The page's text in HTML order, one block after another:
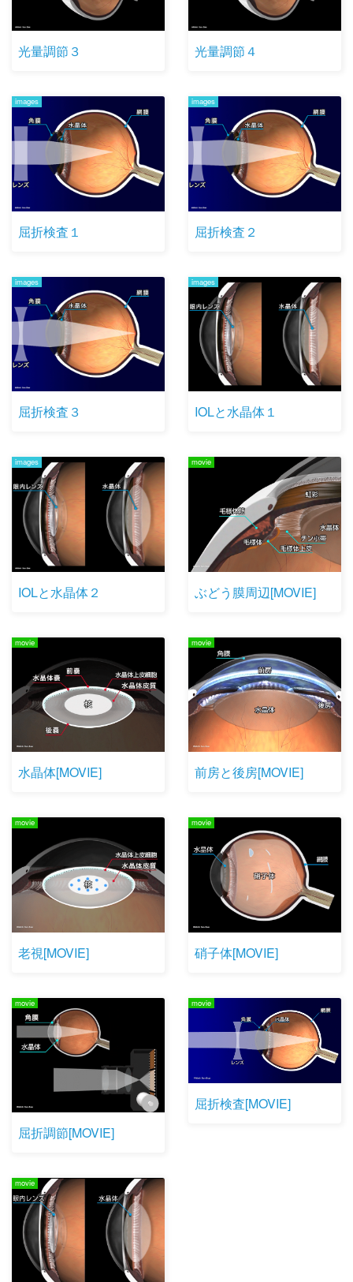
光量調節３ 光量調節４
images
屈折検査１
images
屈折検査２
images
屈折検査３
images
IOLと水晶体１
images
IOLと水晶体２
movie
ぶどう膜周辺[MOVIE]
movie
水晶体[MOVIE]
movie
前房と後房[MOVIE]
movie
老視[MOVIE]
movie
硝子体[MOVIE]
movie
屈折調節[MOVIE]
movie
屈折検査[MOVIE]
movie